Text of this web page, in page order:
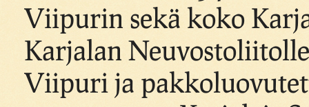
Viipurin sekä koko
Karjalan
Viipuri ja